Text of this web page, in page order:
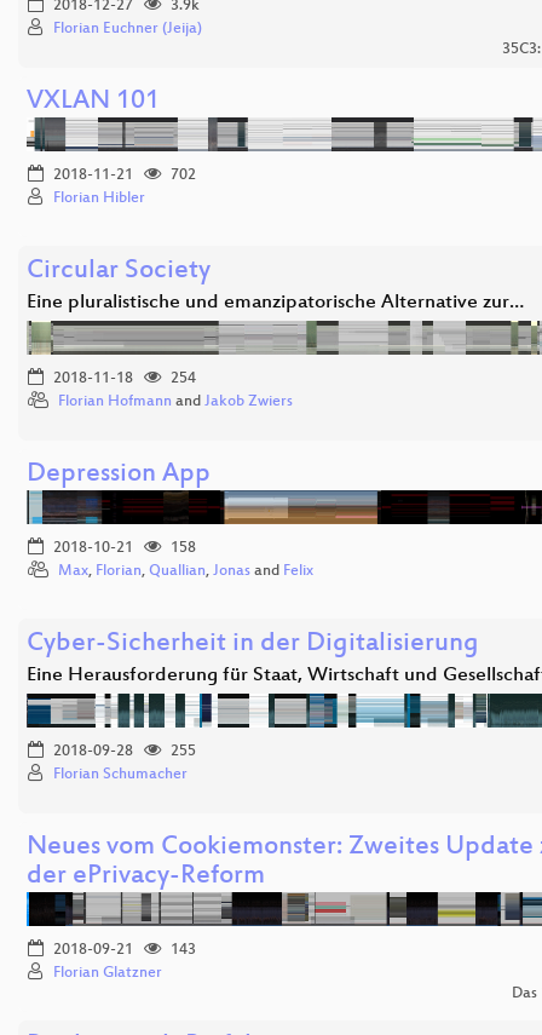
2018-12-27
3.9k
Florian Euchner (Jeija)
VXLAN 101
2018-11-21
702
Florian Hibler
Circular Society
Eine pluralistische und emanzipatorische Alternative zur…
2018-11-18
254
Florian Hofmann and Jakob Zwiers
Depression App
2018-10-21
158
Max, Florian, Quallian, Jonas and Felix
Cyber-Sicherheit in der Digitalisierung
Eine Herausforderung für Staat, Wirtschaft und
2018-09-28
255
Florian Schumacher
Neues vom Cookiemonster: Zweites Update
der ePrivacy-Reform
2018-09-21
143
Florian Glatzner